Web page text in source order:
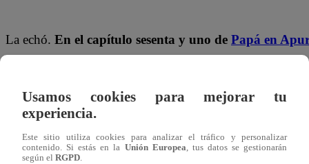
La echó. En el capítulo sesenta y uno de Papá en
el día de la boda. Ambos pensaron en buscar al esposo
“Tu suegra lo único que quiere es que me vaya de la
Ante ello, el capitán de fragata le reveló que debe
pensar donde vas a vivir con Barbarita. Tú sabes
Usamos cookies para mejorar tu
experiencia.
Este sitio utiliza cookies para analizar el tráfico y personalizar
contenido. Si estás en la Unión Europea, tus datos se gestionarán
según el RGPD.